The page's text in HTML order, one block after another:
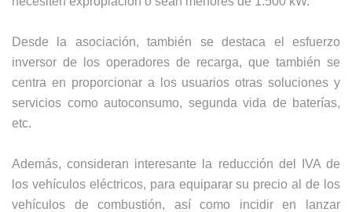
Desde la asociación, también se destaca el esfuerzo
inversor de los operadores de recarga, que también se
centra en proporcionar a los usuarios otras soluciones y
servicios como autoconsumo, segunda vida de baterías,
etc.
Además, consideran interesante la reducción del IVA de
los vehículos eléctricos, para equiparar su precio al de los
vehículos de combustión, así como incidir en lanzar